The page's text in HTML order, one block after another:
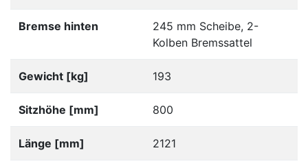
Bremse hinten
245 mm Scheibe, 2-
Kolben Bremssattel
Gewicht [kg] 193
Sitzhöhe [mm] 800
Länge [mm] 2121